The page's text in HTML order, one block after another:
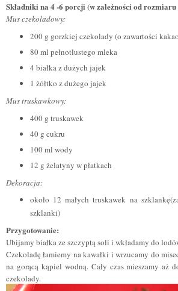
Składniki na 4 -6 porcji (w zależności od
Mus czekoladowy:
200 g gorzkiej czekolady (o zawartości
80 ml pełnotłustego mleka
4 białka z dużych jajek
1 żółtko z dużego jajek
Mus truskawkowy:
400 g truskawek
40 g cukru
100 ml wody
12 g żelatyny w płatkach
Dekoracja:
około 12 małych truskawek na
szklanki)
Przygotowanie:
Ubijamy białka ze szczyptą soli i wkładamy do
Czekoladę łamiemy na kawałki i wrzucamy do
na gorącą kąpiel wodną. Cały czas mieszamy aż
czekolady.